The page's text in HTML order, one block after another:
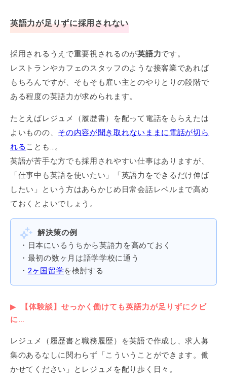
英語力が足りずに採用されない
採用されるうえで重要視されるのが英語力です。
レストランやカフェのスタッフのような接客業であれば
もちろんですが、そもそも雇い主とのやりとりの段階で
ある程度の英語力が求められます。
たとえばレジュメ（履歴書）を配って電話をもらえたは
よいものの、 その内容が聞き取れないままに電話が切ら
れる ことも…。
英語が苦手な方でも採用されやすい仕事はありますが、
「仕事中も英語を使いたい」「英語力をできるだけ伸ば
したい」という方はあらかじめ日常会話レベルまで高め
ておくとよいでしょう。
解決策の例
・日本にいるうちから英語力を高めておく
・最初の数ヶ月は語学学校に通う
・ 2ヶ国留学を検討する
【体験談】せっかく働けても英語力が足りずにクビ
に…
レジュメ（履歴書と職務履歴）を英語で作成し、求人募
集のあるなしに関わらず「こういうことができます。働
かせてください」とレジュメを配り歩く日々。